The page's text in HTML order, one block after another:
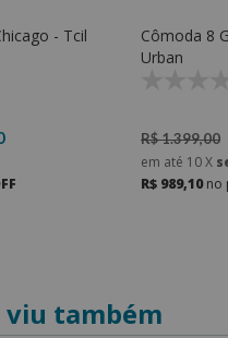
Cômoda 4 gavetas Chicago - Tcil
Cômoda 8
Urban
R$ 1.399,00
em até 10X
R$ 989,10no
viu também